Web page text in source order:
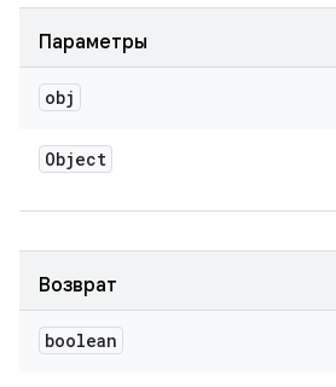
Параметры
obj
Object
Возврат
boolean